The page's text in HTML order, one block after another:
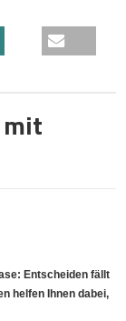
Entscheiden fällt
helfen Ihnen dabei,